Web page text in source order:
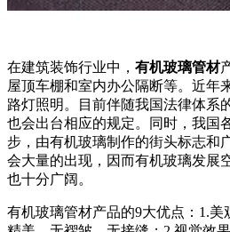
在建筑装饰行业中， 有机玻璃管材
屋顶车棚和室内办公隔断等。近年
路灯照明。目前伴随我国法律体系
也会出台相应的规定。同时，我国
步，由有机玻璃制作的街头标志和
会大量的出现，因而有机玻璃发展
也十分广阔。
有机玻璃管材产品的9大优点：1.